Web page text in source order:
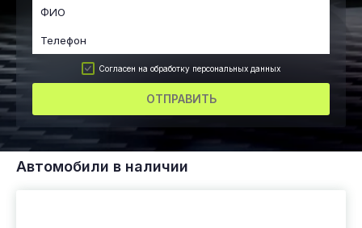
Согласен на обработку персональных данных
ОТПРАВИТЬ
Автомобили в наличии